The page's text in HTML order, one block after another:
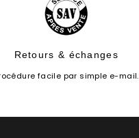
Retours & échanges
facile par simple e-mail.